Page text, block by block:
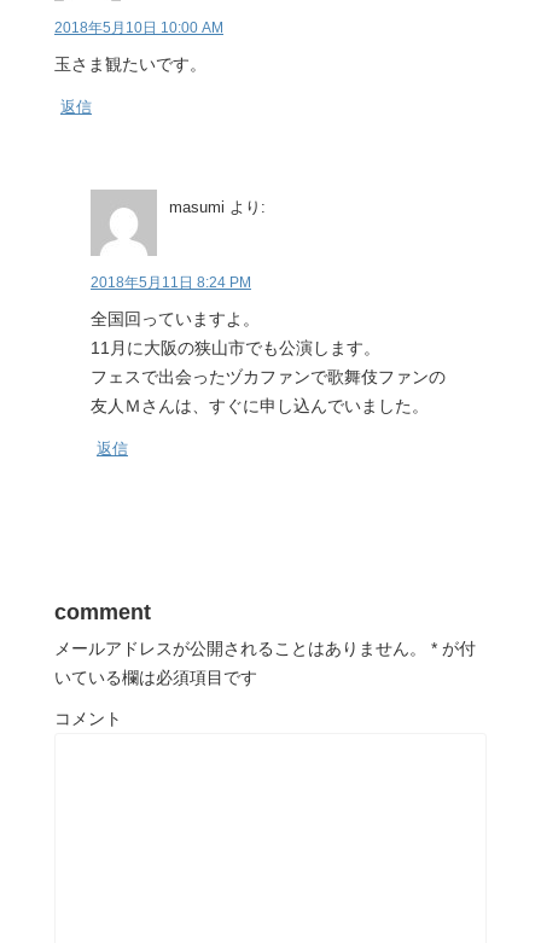
2018年5月10日 10:00 AM
玉さま観たいです。
返信
masumi より:
2018年5月11日 8:24 PM
全国回っていますよ。
11月に大阪の狭山市でも公演します。
フェスで出会ったヅカファンで歌舞伎ファンの
友人Ｍさんは、すぐに申し込んでいました。
返信
comment
メールアドレスが公開されることはありません。 * が付
いている欄は必須項目です
コメント